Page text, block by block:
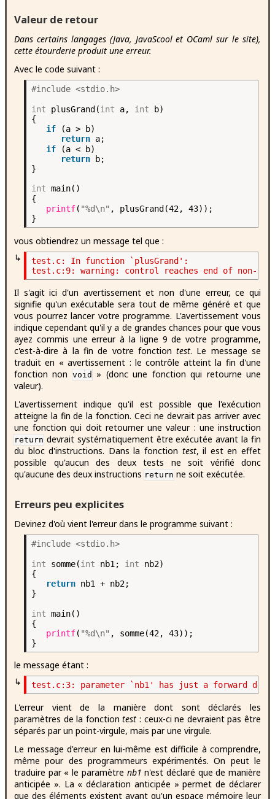
Valeur de retour
Dans certains langages (Java, JavaScool et OCaml sur le site),
cette étourderie produit une erreur.
Avec le code suivant :
#include <stdio.h>
int plusGrand(int a, int
b)
{
if
(a > b)
return a;
if
(a < b)
return
b;
}
int main()
{
printf( "%d\n" , plusGrand(42, 43));
}
vous obtiendrez un message tel que :
↳
test.c: In function `plusGrand':
Il s'agit ici d'un avertissement et non d'une erreur, ce qui
signifie qu'un exécutable sera tout de même généré et que
vous pourrez lancer votre programme. L'avertissement vous
indique cependant qu'il y a de grandes chances pour que vous
ayez commis une erreur à la ligne 9 de votre programme,
c'est-à-dire à la fin de votre fonctiontest. Le message se
traduit en « avertissement : le contrôle atteint la fin d'une
fonction non void
» (donc une fonction qui retourne une
valeur).
L'avertissement indique qu'il est possible que l'exécution
atteigne la fin de la fonction. Ceci ne devrait pas arriver avec
une fonction qui doit retourner une valeur : une instruction
return devrait systématiquement être exécutée avant la fin
du bloc d'instructions. Dans la fonction test, il est en effet
possible qu'aucun des deux tests ne soit vérifié donc
qu'aucune des deux instructions return ne soit exécutée.
Erreurs peu explicites
Devinez d'où vient l'erreur dans le programme suivant :
#include <stdio.h>
int somme(int nb1; int
nb2)
{
return nb1 + nb2;
}
int main()
{
printf( "%d\n" , somme(42, 43));
}
le message étant :
↳
L'erreur vient de la manière dont sont déclarés les
paramètres de la fonctiontest : ceux-ci ne devraient pas être
séparés par un point-virgule, mais par une virgule.
Le message d'erreur en lui-même est difficile à comprendre,
même pour des programmeurs expérimentés. On peut le
traduire par « le paramètre nb1 n'est déclaré que de manière
anticipée ». La « déclaration anticipée » permet de déclarer
que des éléments existent avant qu'un espace mémoire leur